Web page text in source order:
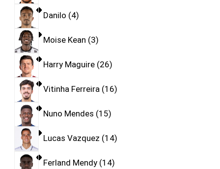
Danilo 4
Moise Kean 3
Harry Maguire 26
Vitinha Ferreira 16
Nuno Mendes 15
Lucas Vazquez 14
Ferland Mendy 14